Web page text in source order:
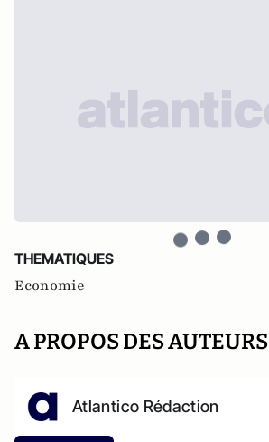
THEMATIQUES
Economie
A PROPOS DES AUTEURS
Atlantico Rédaction